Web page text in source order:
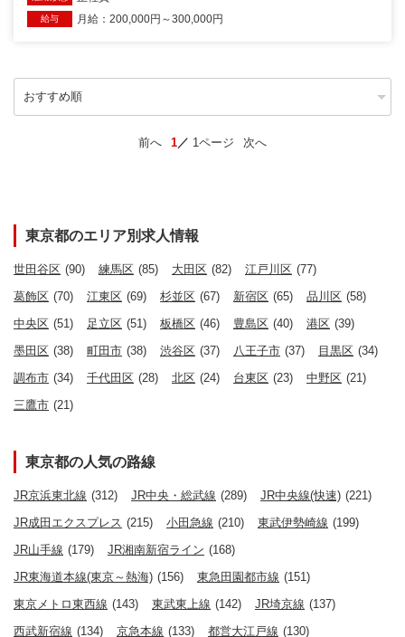
給与 月給：200,000円～300,000円
前へ 1 1ページ 次へ
東京都のエリア別求人情報
世田谷区 (90) 練馬区 (85) 大田区 (82) 江戸川区 (77)
葛飾区 (70) 江東区 (69) 杉並区 (67) 新宿区 (65) 品川区 (58)
中央区 (51) 足立区 (51) 板橋区 (46) 豊島区 (40) 港区 (39)
墨田区 (38) 町田市 (38) 渋谷区 (37) 八王子市 (37) 目黒区 (34)
調布市 (34) 千代田区 (28) 北区 (24) 台東区 (23) 中野区 (21)
三鷹市 (21)
東京都の人気の路線
JR京浜東北線 (312) JR中央・総武線 (289) JR中央線(快速) (221)
JR成田エクスプレス (215) 小田急線 (210) 東武伊勢崎線 (199)
JR山手線 (179) JR湘南新宿ライン (168)
JR東海道本線(東京～熱海) (156) 東急田園都市線 (151)
東京メトロ東西線 (143) 東武東上線 (142) JR埼京線 (137)
西武新宿線 (134) 京急本線 (133) 都営大江戸線 (130)